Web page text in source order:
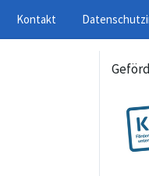
Kontakt